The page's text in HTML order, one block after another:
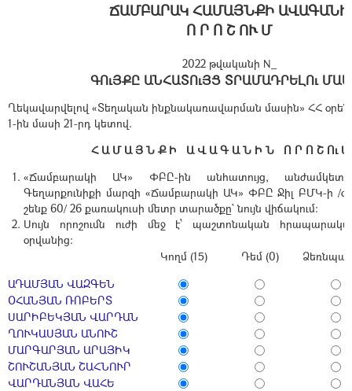
ՃԱՄԲԱՐԱԿ ՀԱՄԱՅՆՔԻ ԱՎԱԳԱՆԻ
Ո Ր Ո Շ ՈՒ Մ
2022 թվականի N_
ԳՈւՅՔԸ ԱՆՀԱՏՈւՅՑ ՏՐԱՄԱԴՐԵԼՈւ
Ղեկավարվելով «Տեղական ինքնակառավարման մասին» ՀՀ
1-ին մասի 21-րդ կետով.
Հ Ա Մ Ա Յ Ն Ք Ի Ա Վ Ա Գ Ա Ն Ի Ն Ո Ր Ո Շ Ու Մ
«Ճամբարակի ԱԿ» ՓԲԸ-ին անհատույց,
Գեղարքունիքի մարզի «Ճամբարակի ԱԿ» ՓԲԸ Ջիլ ԲՄԿ-ի /գ.
շենք 60/ 26 քառակուսի մետր տարածքը` նույն վիճակում:
Սույն որոշումն ուժի մեջ է՝ պաշտոնական
օրվանից:
Կողմ (15)
Դեմ (0)
ԱԴԱՄՅԱՆ ՎԱԶԳԵՆ
ՕՀԱՆՅԱՆ ՌՈԲԵՐՏ
ՍԱՐԻԲԵԿՅԱՆ ՎԱՐԴԱՆ
ՂՈՒԿԱՍՅԱՆ ԱՆՈՒՇ
ՄԱՐԳԱՐՅԱՆ ԱՐԱՅԻԿ
ՇՈՒՇԱՆՅԱՆ ՇԱՀՆՈՒՐ
ՎԱՐԴԱՆՅԱՆ ՎԱՀԵ